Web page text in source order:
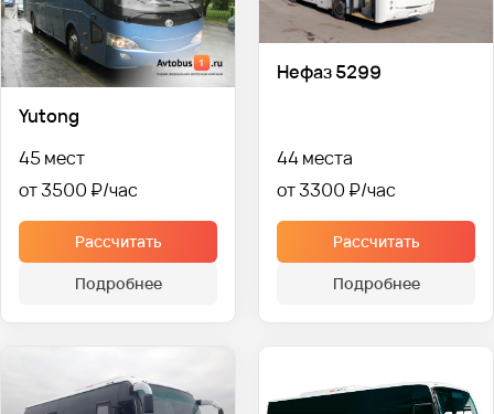
Yutong
45 мест
от 3500 ₽
Рассчитать
Подробнее
Нефаз 5299
44 места
от 3300 ₽
Рассчитать
Подробнее